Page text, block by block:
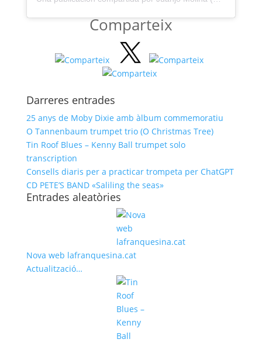
Comparteix
Darreres entrades
25 anys de Moby Dixie amb àlbum commemoratiu
O Tannenbaum trumpet trio (O Christmas Tree)
Tin Roof Blues – Kenny Ball trumpet solo
transcription
Consells diaris per a practicar trompeta per ChatGPT
CD PETE’S BAND «Saliling the seas»
Entrades aleatòries
Nova web lafranquesina.cat
Actualització…